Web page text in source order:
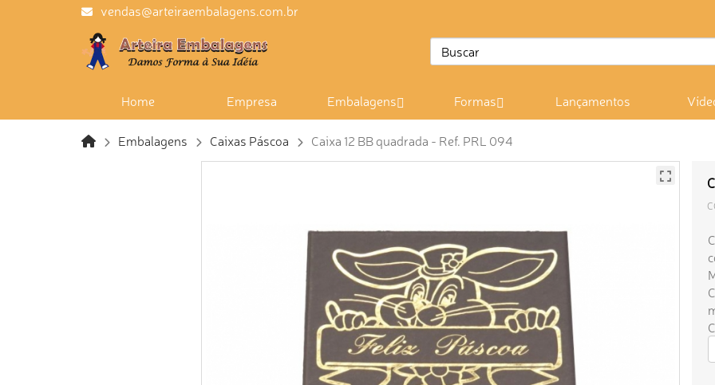
vendas@arteiraembalagens.com.br
Home Empresa Embalagens Formas Lançamentos
Embalagens Caixas Páscoa Caixa 12 BB quadrada - Ref. PRL 094